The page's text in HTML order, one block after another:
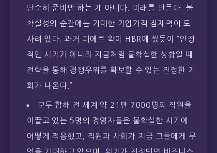
단순히 준비만 하는 게 아니다. 미래를 만든다. 불
확실성의 순간에는 거대한 기업가적 잠재력이 도
사려 있다. 과거 피에르 왁이 HBR에 썼듯이 “안정
적인 시기가 아니라 지금처럼 불확실한 상황일 때
전략을 통해 경쟁우위를 확보할 수 있는 진정한 기
회가 나온다.”
모두 합해 전 세계 약 21만 7000명의 직원을
이끌고 있는 5명의 경영자들은 불확실한 시기에
어떻게 적응했고, 직원과 사회가 지금 그들에게 무